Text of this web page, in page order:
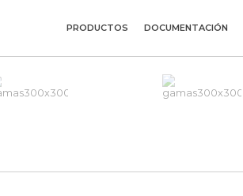
PRODUCTOS DOCUMENTACIÓN